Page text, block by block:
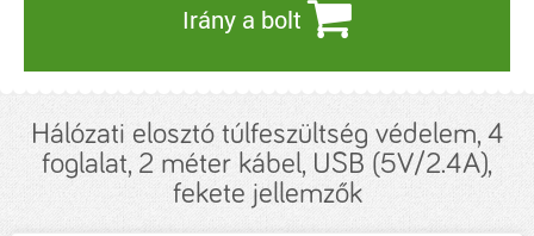
Irány a bolt
Hálózati elosztó túlfeszültség védelem, 4
foglalat, 2 méter kábel, USB (5V/2.4A),
fekete jellemzők